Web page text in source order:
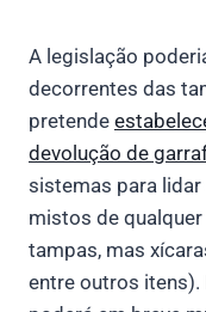
A legislação
decorrentes das
pretende
devolução de
sistemas para lidar
mistos de
tampas, mas
entre outros itens).